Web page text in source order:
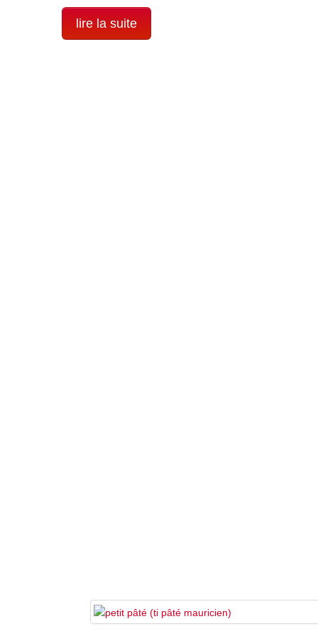
lire la suite